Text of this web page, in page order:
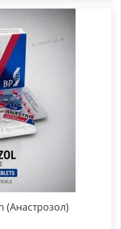
(Анастрозол)